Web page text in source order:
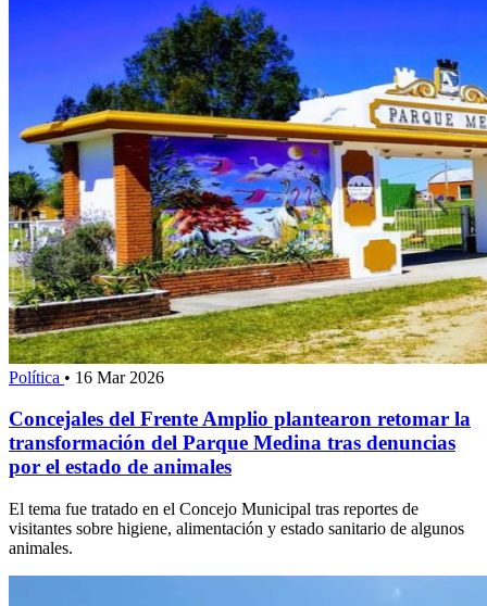
Política • 16 Mar 2026
Concejales del Frente Amplio plantearon retomar la
transformación del Parque Medina tras denuncias
por el estado de animales
El tema fue tratado en el Concejo Municipal tras reportes de
visitantes sobre higiene, alimentación y estado sanitario de algunos
animales.